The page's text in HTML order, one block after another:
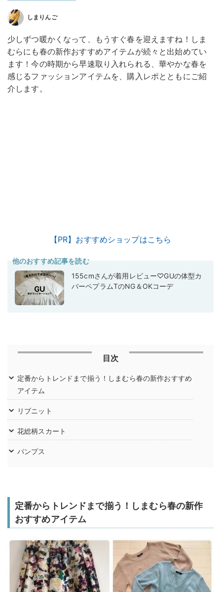
しまりんご
少しずつ暖かくなって、もうすぐ春を迎えますね！しま
むらにも春の新作おすすめアイテムが続々と出始めてい
ます！今の時期から早速取り入れられる、華やかな春を
感じるファッションアイテムを、購入レポとともにご紹
介します。
【PR】おすすめショップはこちら
他のおすすめ記事を読む
155cmさんが着用レビュー♡GUの体型カ
バーペプラムTのNG＆OKコーデ
目次
定番からトレンドまで揃う！しまむら春の新作おすすめ
アイテム
リブニット
花総柄スカート
パンプス
定番からトレンドまで揃う！しまむら春の新作
おすすめアイテム